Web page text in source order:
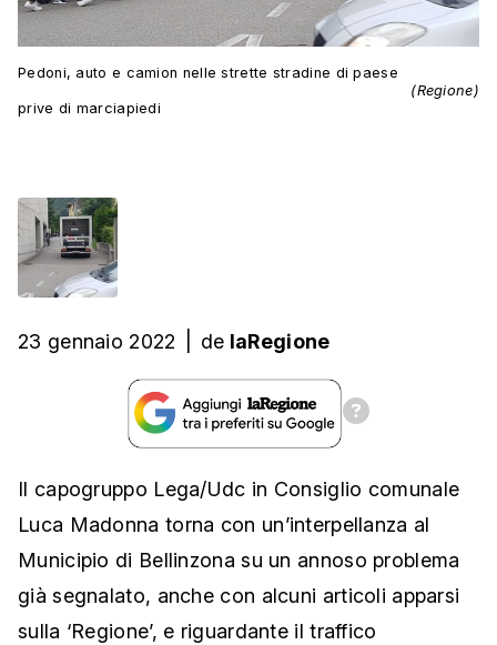
Pedoni, auto e camion nelle strette stradine di paese
prive di marciapiedi
(Regione)
23 gennaio 2022 de laRegione
Il capogruppo Lega/Udc in Consiglio comunale
Luca Madonna torna con un’interpellanza al
Municipio di Bellinzona su un annoso problema
già segnalato, anche con alcuni articoli apparsi
sulla ‘Regione’, e riguardante il traffico